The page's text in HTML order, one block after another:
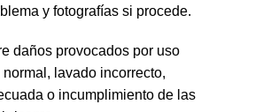
y fotografías si procede.
daños provocados por uso
lavado incorrecto,
o incumplimiento de las